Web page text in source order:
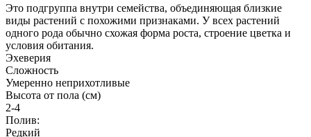
Это подгруппа внутри семейства, объединяющая близкие
виды растений с похожими признаками. У всех растений
одного рода обычно схожая форма роста, строение цветка и
условия обитания.
Эхеверия
Сложность
Умеренно неприхотливые
Высота от пола (см)
2-4
Полив:
Редкий